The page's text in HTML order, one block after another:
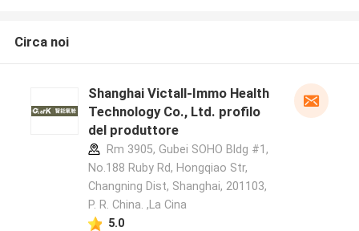
Circa noi
Shanghai Victall-Immo Health
Technology Co., Ltd. profilo
del produttore
Rm 3905, Gubei SOHO Bldg #1,
No.188 Ruby Rd, Hongqiao Str,
Changning Dist, Shanghai, 201103,
P. R. China. ,La Cina
5.0